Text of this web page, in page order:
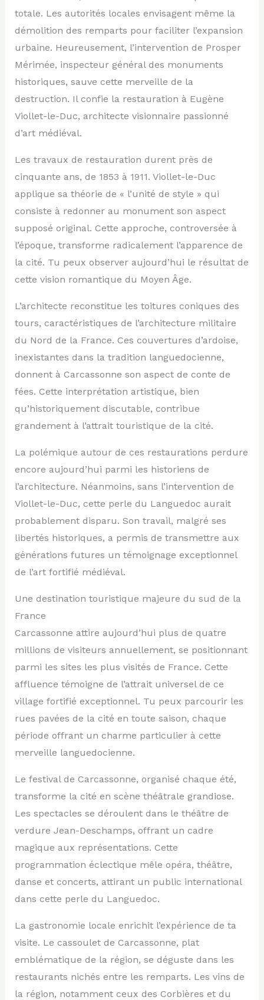
totale. Les autorités locales envisagent même la
démolition des remparts pour faciliter l’expansion
urbaine. Heureusement, l’intervention de Prosper
Mérimée, inspecteur général des monuments
historiques, sauve cette merveille de la
destruction. Il confie la restauration à Eugène
Viollet-le-Duc, architecte visionnaire passionné
d’art médiéval.
Les travaux de restauration durent près de
cinquante ans, de 1853 à 1911. Viollet-le-Duc
applique sa théorie de « l’unité de style » qui
consiste à redonner au monument son aspect
supposé original. Cette approche, controversée à
l’époque, transforme radicalement l’apparence de
la cité. Tu peux observer aujourd’hui le résultat de
cette vision romantique du Moyen Âge.
L’architecte reconstitue les toitures coniques des
tours, caractéristiques de l’architecture militaire
du Nord de la France. Ces couvertures d’ardoise,
inexistantes dans la tradition languedocienne,
donnent à Carcassonne son aspect de conte de
fées. Cette interprétation artistique, bien
qu’historiquement discutable, contribue
grandement à l’attrait touristique de la cité.
La polémique autour de ces restaurations perdure
encore aujourd’hui parmi les historiens de
l’architecture. Néanmoins, sans l’intervention de
Viollet-le-Duc, cette perle du Languedoc aurait
probablement disparu. Son travail, malgré ses
libertés historiques, a permis de transmettre aux
générations futures un témoignage exceptionnel
de l’art fortifié médiéval.
Une destination touristique majeure du sud de la
France
Carcassonne attire aujourd’hui plus de quatre
millions de visiteurs annuellement, se positionnant
parmi les sites les plus visités de France. Cette
affluence témoigne de l’attrait universel de ce
village fortifié exceptionnel. Tu peux parcourir les
rues pavées de la cité en toute saison, chaque
période offrant un charme particulier à cette
merveille languedocienne.
Le festival de Carcassonne, organisé chaque été,
transforme la cité en scène théâtrale grandiose.
Les spectacles se déroulent dans le théâtre de
verdure Jean-Deschamps, offrant un cadre
magique aux représentations. Cette
programmation éclectique mêle opéra, théâtre,
danse et concerts, attirant un public international
dans cette perle du Languedoc.
La gastronomie locale enrichit l’expérience de ta
visite. Le cassoulet de Carcassonne, plat
emblématique de la région, se déguste dans les
restaurants nichés entre les remparts. Les vins de
la région, notamment ceux des Corbières et du